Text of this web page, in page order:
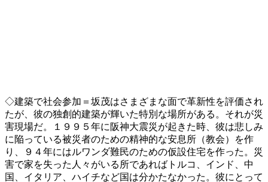
◇建築で社会参加＝坂茂はさまざまな面で革新性を評価され
たが、彼の独創的建築が輝いた特別な場所がある。それが災
害現場だ。１９９５年に阪神大震災が起きた時、彼は悲しみ
に陥っている被災者のための精神的な安息所（教会）を作
り、９４年にはルワンダ難民のための仮設住宅を作った。災
害で家を失った人々がいる所であればトルコ、インド、中
国、イタリア、ハイチなど国は分かたなかった。彼にとって